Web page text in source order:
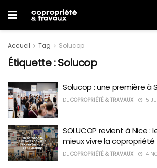
Accueil Tag Solucop
Étiquette :Solucop
Solucop : une première à
DE COPROPRIÉTÉ & TRAVAUX 15
SOLUCOP revient à Nice :
mieux vivre la copropriété
DE COPROPRIÉTÉ & TRAVAUX 14